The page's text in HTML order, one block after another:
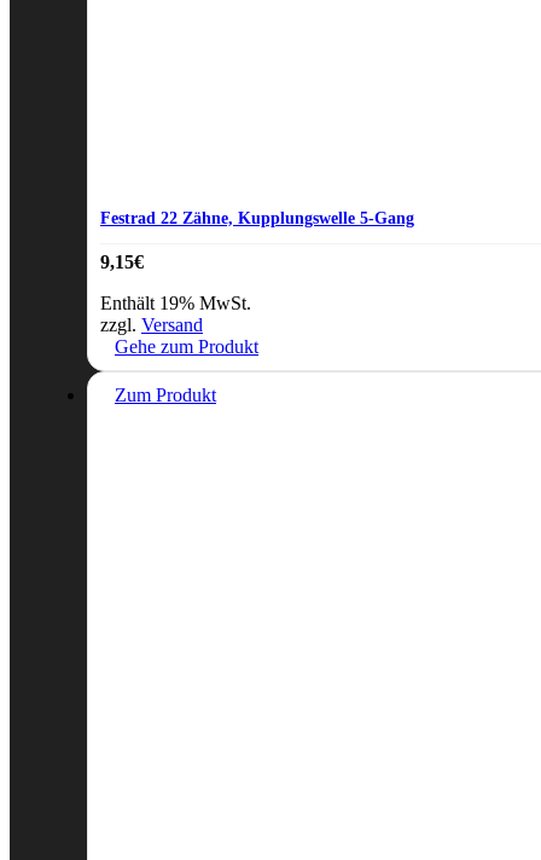
Festrad 22 Zähne, Kupplungswelle 5-Gang
9,15€
Enthält 19% MwSt.
zzgl. Versand
Gehe zum Produkt
Zum Produkt